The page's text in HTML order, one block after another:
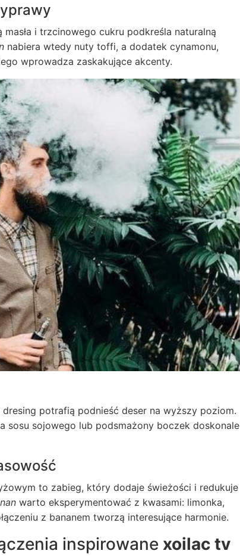
i trzcinowego cukru podkreśla naturalną
nabiera wtedy nuty toffi, a dodatek cynamonu,
wprowadza zaskakujące akcenty.
potrafią podnieść deser na wyższy poziom.
sosu sojowego lub podsmażony boczek doskonale
to zabieg, który dodaje świeżości i redukuje
warto eksperymentować z kwasami: limonka,
z bananem tworzą interesujące harmonie.
inspirowane xoilac tv